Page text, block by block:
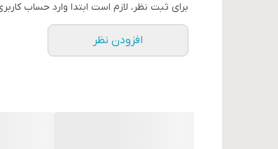
برای ثبت نظر، لازم است ابتدا وارد حساب
افزودن نظر